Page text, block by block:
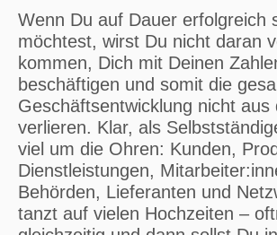
Wenn Du auf Dauer erfolgreich
möchtest, wirst Du nicht daran
kommen, Dich mit Deinen
beschäftigen und somit die
Geschäftsentwicklung nicht aus
verlieren. Klar, als
viel um die Ohren: Kunden,
Dienstleistungen,
Behörden, Lieferanten und
tanzt auf vielen Hochzeiten –